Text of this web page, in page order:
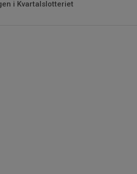
i Kvartalslotteriet